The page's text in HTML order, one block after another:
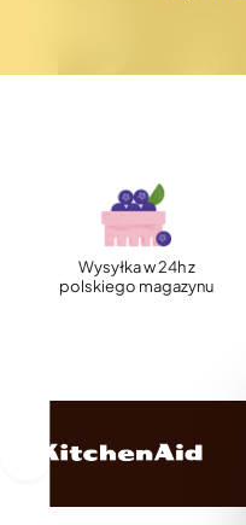
Wysyłka w 24h z
polskiego magazynu